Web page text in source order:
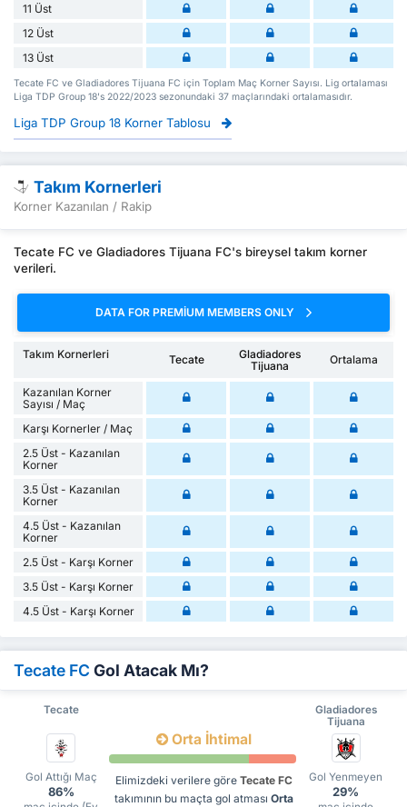
11 Üst
12 Üst
13 Üst
Tecate FC ve Gladiadores Tijuana FC için Toplam Maç Korner Sayısı. Lig ortalaması
Liga TDP Group 18's 2022/2023 sezonundaki 37 maçlarındaki ortalamasıdır.
Liga TDP Group 18 Korner Tablosu
Takım Kornerleri
Korner Kazanılan / Rakip
Tecate FC ve Gladiadores Tijuana FC's bireysel takım korner
verileri.
DATA FOR PREMIUM MEMBERS ONLY
Takım Kornerleri Tecate
Gladiadores
Tijuana
Ortalama
Kazanılan Korner
Sayısı / Maç
Karşı Kornerler / Maç
2.5 Üst - Kazanılan
Korner
3.5 Üst - Kazanılan
Korner
4.5 Üst - Kazanılan
Korner
2.5 Üst - Karşı Korner
3.5 Üst - Karşı Korner
4.5 Üst - Karşı Korner
Tecate FC Gol Atacak Mı?
Tecate
Gladiadores
Tijuana
Gol Attığı Maç
86%
Orta İhtimal
Elimizdeki verilere göre Tecate FC
takımının bu maçta gol atması Orta
Gol Yenmeyen
29%